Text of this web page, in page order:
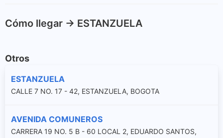
Cómo llegar -> ESTANZUELA
Otros
ESTANZUELA
CALLE 7 NO. 17 - 42, ESTANZUELA, BOGOTA
AVENIDA COMUNEROS
CARRERA 19 NO. 5 B - 60 LOCAL 2, EDUARDO SANTOS,